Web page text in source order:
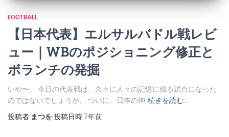
FOOTBALL
【日本代表】エルサルバドル戦レビ
ュー｜WBのポジショニング修正と
ボランチの発掘
いや〜。 今日の代表戦は、久々に人々の記憶に残る試合になった
のではないでしょうか。 ついに、日本の神 続きを読む…
投稿者: まつを投稿日時:7年前